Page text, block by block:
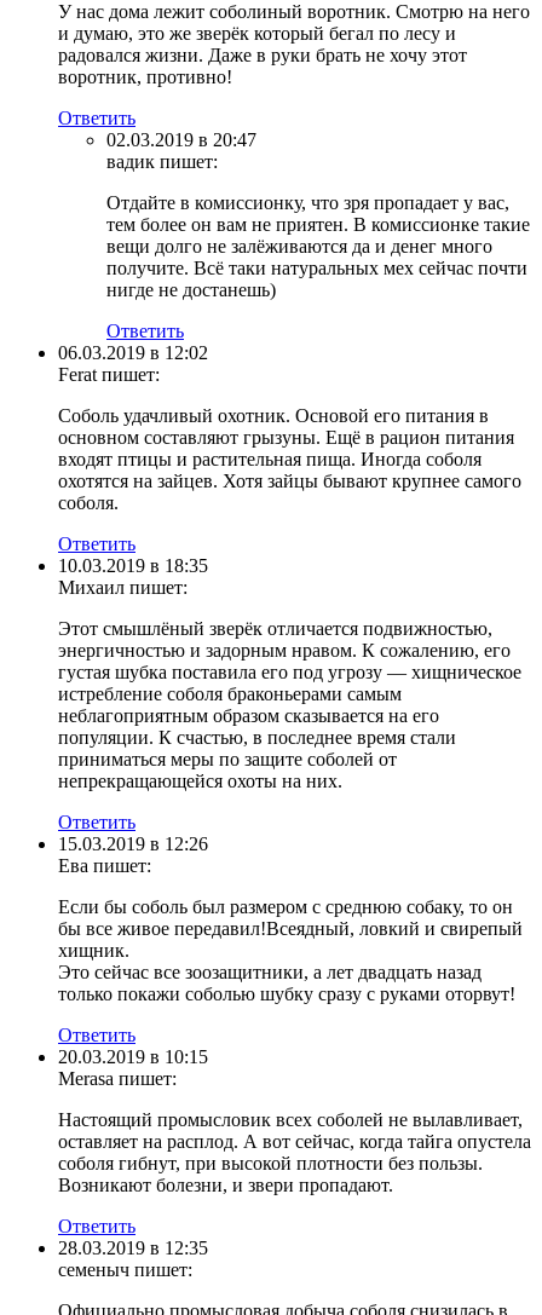
У нас дома лежит соболиный воротник. Смотрю на него
и думаю, это же зверёк который бегал по лесу и
радовался жизни. Даже в руки брать не хочу этот
воротник, противно!
Ответить
02.03.2019 в 20:47
вадик пишет:
Отдайте в комиссионку, что зря пропадает у вас,
тем более он вам не приятен. В комиссионке такие
вещи долго не залёживаются да и денег много
получите. Всё таки натуральных мех сейчас почти
нигде не достанешь)
Ответить
06.03.2019 в 12:02
Ferat пишет:
Соболь удачливый охотник. Основой его питания в
основном составляют грызуны. Ещё в рацион питания
входят птицы и растительная пища. Иногда соболя
охотятся на зайцев. Хотя зайцы бывают крупнее самого
соболя.
Ответить
10.03.2019 в 18:35
Михаил пишет:
Этот смышлёный зверёк отличается подвижностью,
энергичностью и задорным нравом. К сожалению, его
густая шубка поставила его под угрозу — хищническое
истребление соболя браконьерами самым
неблагоприятным образом сказывается на его
популяции. К счастью, в последнее время стали
приниматься меры по защите соболей от
непрекращающейся охоты на них.
Ответить
15.03.2019 в 12:26
Ева пишет:
Если бы соболь был размером с среднюю собаку, то он
бы все живое передавил!Всеядный, ловкий и свирепый
хищник.
Это сейчас все зоозащитники, а лет двадцать назад
только покажи соболью шубку сразу с руками оторвут!
Ответить
20.03.2019 в 10:15
Merasa пишет:
Настоящий промысловик всех соболей не вылавливает,
оставляет на расплод. А вот сейчас, когда тайга опустела
соболя гибнут, при высокой плотности без пользы.
Возникают болезни, и звери пропадают.
Ответить
28.03.2019 в 12:35
семеныч пишет: